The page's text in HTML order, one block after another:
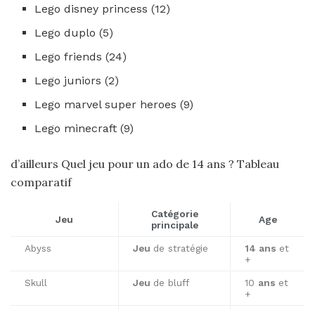
Lego disney princess (12)
Lego duplo (5)
Lego friends (24)
Lego juniors (2)
Lego marvel super heroes (9)
Lego minecraft (9)
d’ailleurs Quel jeu pour un ado de 14 ans ? Tableau
comparatif
Jeu
Catégorie
principale
Age
Abyss Jeu de stratégie 14 ans et
+
Skull Jeu de bluff 10 ans et
+